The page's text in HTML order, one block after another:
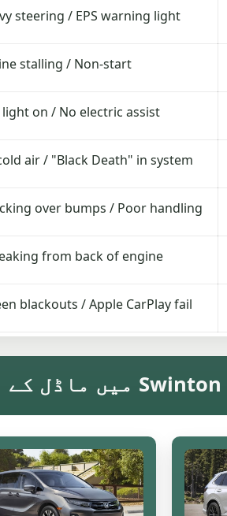
steering / EPS warning light
stalling / Non-start
on / No electric assist
air / "Black Death" in system
over bumps / Poor handling
from back of engine
blackouts / Apple CarPlay fail